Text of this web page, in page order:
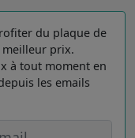
du plaque de
meilleur prix.
à tout moment en
les emails